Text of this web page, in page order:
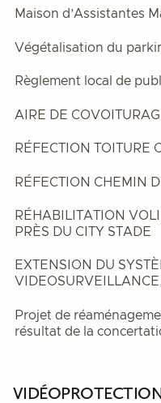
Maison d’Assistantes
Végétalisation du
Règlement local de
AIRE DE
RÉFECTION TOITURE
RÉFECTION CHEMIN
RÉHABILITATION
PRÈS DU CITY STADE
EXTENSION DU
Projet de
résultat de la